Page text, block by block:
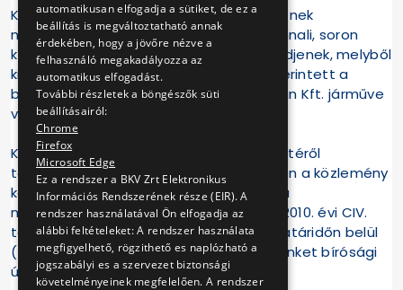
Kérjük - a jó hírnév további megsértésének
megakadályozása érdekében - az azonnali, soron
kívüli helyreigazítást elvégezni szíveskedjenek, melyből
kitűnik, hogy a BKV Zrt. egyáltalán nem érintett a
balesetben, illetve abban a VT Transman Kft. járműve
vett részt.
Kérjük, hogy a helyreigazítás megtörténtéről
tájékoztatni szíveskedjenek. Amennyiben a közlemény
közzétételére a sajtószabadságról és a
médiatartalmak alapvető szabályairól 2010. évi CIV.
törvény 12. § (2) bekezdésében előírt határidőn belül
(5 nap) és módon nem kerül sor, igényünket bírósági
úton leszünk kénytelenek érvényesíteni.
automatikusan elfogadja a sütiket, de ez a
beállítás is megváltoztatható annak
érdekében, hogy a jövőre nézve a
felhasználó megakadályozza az
automatikus elfogadást.
További részletek a böngészők süti
beállításairól:
Chrome
Firefox
Microsoft Edge
Ez a rendszer a BKV Zrt Elektronikus
Információs Rendszerének része (EIR). A
rendszer használatával Ön elfogadja az
alábbi feltételeket: A rendszer használata
megfigyelhető, rögzithető es naplózható a
jogszabályi es a szervezet biztonsági
követelményeinek megfelelően. A rendszer